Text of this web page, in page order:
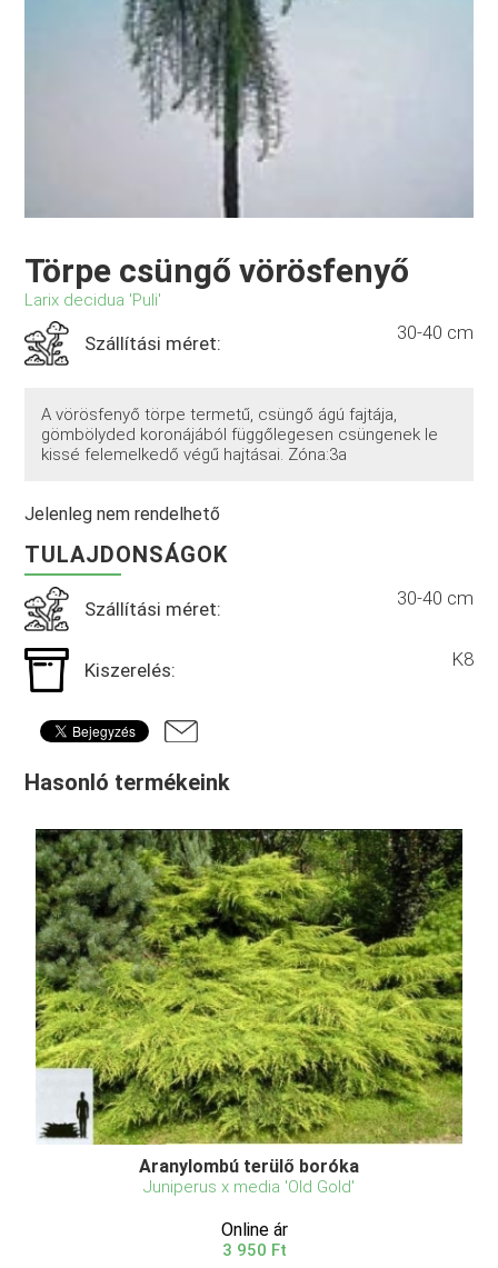
Törpe csüngő vörösfenyő
Larix decidua 'Puli'
Szállítási méret: 30-40 cm
A vörösfenyő törpe termetű, csüngő ágú fajtája,
gömbölyded koronájából függőlegesen csüngenek le
kissé felemelkedő végű hajtásai. Zóna:3a
Jelenleg nem rendelhető
TULAJDONSÁGOK
Szállítási méret: 30-40 cm
Kiszerelés: K8
Hasonló termékeink
Aranylombú terülő boróka
Juniperus x media 'Old Gold'
Online ár
3 950 Ft